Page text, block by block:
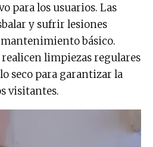
para los usuarios. Las
y sufrir lesiones
mantenimiento básico.
limpiezas regulares
seco para garantizar la
visitantes.